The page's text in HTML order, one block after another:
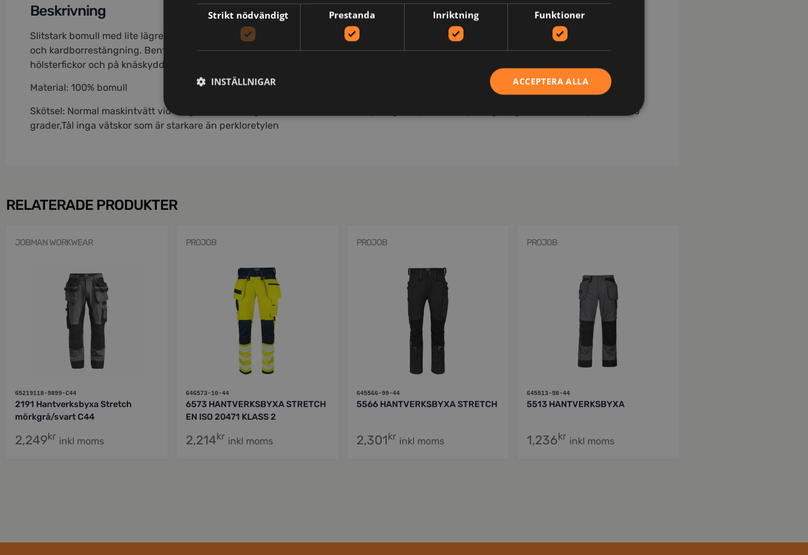
Beskrivning
Slitstark bomull med lite lägre gramvikt för en lättare byxa. Hölsterfickor med extra fack och extra ficka med blixtlås. Bakfickor med lock
och kardborrestängning. Benficka med extra fack och lock med kardborrestängning. Tumstocksficka med knivhållare. Förstärkning i
hölsterfickor och på knäskyddsfickor. C42-64 kan förlängas med 5 cm genom ett utvik i benslutet.
Material: 100% bomull
Skötsel: Normal maskintvätt vid 60 grader,Blekning är inte tillåtet,Torktumla på låg temperatur,Strykning. Högsta tillåtna temperatur 150
grader,Tål inga vätskor som är starkare än perkloretylen
RELATERADE PRODUKTER
JOBMAN WORKWEAR
65219118-9899-C44
2191 Hantverksbyxa Stretch
mörkgrå/svart C44
2,249kr inkl moms
PROJOB
646573-10-44
6573 HANTVERKSBYXA STRETCH
EN ISO 20471 KLASS 2
2,214kr inkl moms
PROJOB
645566-99-44
5566 HANTVERKSBYXA STRETCH
2,301kr inkl moms
PROJOB
645513-98-44
5513 HANTVERKSBYXA
1,236kr inkl moms
Strikt nödvändigt Prestanda Inriktning Funktioner
ACCEPTERA ALLA
INSTÄLLNIGAR